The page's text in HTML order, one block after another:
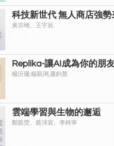
科技新世代 無人商店強勢
黃宗翊、王宇辰
Replika-讓AI成為你的朋
楊沂珊,楊凱琍,蕭鈞晨
雲端學習與生物的邂逅
鄭凱熒、蔡沛宸、李梓寧